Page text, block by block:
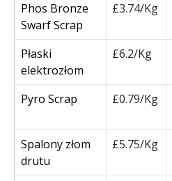
Phos Bronze
Swarf Scrap
£3.74/Kg
Płaski
elektrozłom
£6.2/Kg
Pyro Scrap £0.79/Kg
Spalony złom
drutu
£5.75/Kg